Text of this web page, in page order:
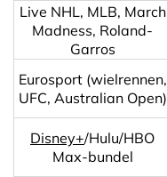
Live NHL, MLB, March
Madness, Roland-
Garros
Eurosport (wielrennen,
UFC, Australian Open)
Disney+/Hulu/HBO
Max-bundel